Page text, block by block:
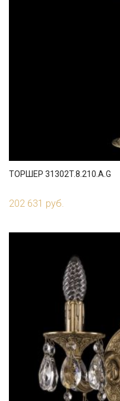
ТОРШЕР 31302T.8.210.A.G
202 631 руб.